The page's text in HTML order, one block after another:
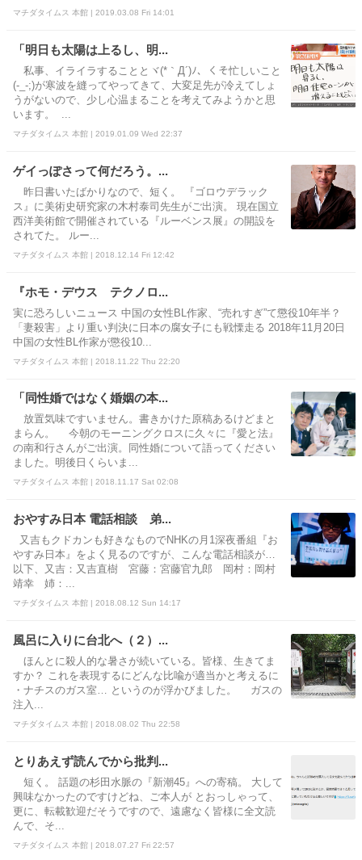
マチダタイムス 本館 | 2019.03.08 Fri 14:01
「明日も太陽は上るし、明...
私事、イライラすることとヾ(*｀Д´)ﾉ、くそ忙しいこと
(-_-;)が寒波を縫ってやってきて、大変足先が冷えてしょ
うがないので、少し心温まることを考えてみようかと思
います。 ...
マチダタイムス 本館 | 2019.01.09 Wed 22:37
ゲイっぽさって何だろう。...
昨日書いたばかりなので、短く。 『ゴロウデラック
ス』に美術史研究家の木村泰司先生がご出演。 現在国立
西洋美術館で開催されている『ルーベンス展』の開設を
されてた。 ルー...
マチダタイムス 本館 | 2018.12.14 Fri 12:42
『ホモ・デウス テクノロ...
実に恐ろしいニュース 中国の女性BL作家、“売れすぎ”て懲役10年半？
「妻殺害」より重い判決に日本の腐女子にも戦慄走る 2018年11月20日
中国の女性BL作家が懲役10...
マチダタイムス 本館 | 2018.11.22 Thu 22:20
「同性婚ではなく婚姻の本...
放置気味ですいません。書きかけた原稿あるけどまと
まらん。 今朝のモーニングクロスに久々に『愛と法』
の南和行さんがご出演。同性婚について語ってください
ました。明後日くらいま...
マチダタイムス 本館 | 2018.11.17 Sat 02:08
おやすみ日本 電話相談 弟...
又吉もクドカンも好きなものでNHKの月1深夜番組『お
やすみ日本』をよく見るのですが、こんな電話相談が…
以下、又吉：又吉直樹 宮藤：宮藤官九郎 岡村：岡村
靖幸 姉：...
マチダタイムス 本館 | 2018.08.12 Sun 14:17
風呂に入りに台北へ（２）...
ほんとに殺人的な暑さが続いている。皆様、生きてま
すか？ これを表現するにどんな比喩が適当かと考えるに
・ナチスのガス室… というのが浮かびました。 ガスの
注入...
マチダタイムス 本館 | 2018.08.02 Thu 22:58
とりあえず読んでから批判...
短く。 話題の杉田水脈の『新潮45』への寄稿。 大して
興味なかったのですけどね、ご本人が とおっしゃって、
更に、転載歓迎だそうですので、遠慮なく皆様に全文読
んで、そ...
マチダタイムス 本館 | 2018.07.27 Fri 22:57